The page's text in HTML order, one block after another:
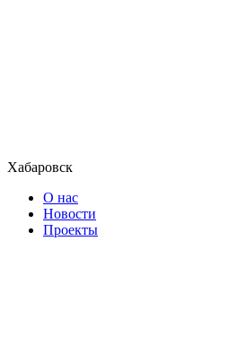
Хабаровск
О нас
Новости
Проекты